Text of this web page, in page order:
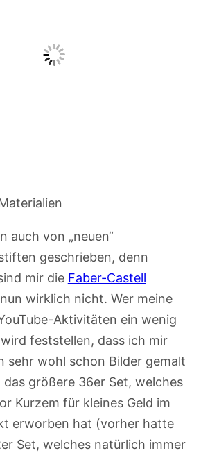
auch von „neuen“
geschrieben, denn
mir die Faber-Castell
wirklich nicht. Wer meine
Aktivitäten ein wenig
feststellen, dass ich mir
sehr wohl schon Bilder gemalt
das größere 36er Set, welches
Kurzem für kleines Geld im
erworben hat (vorher hatte
Set, welches natürlich immer